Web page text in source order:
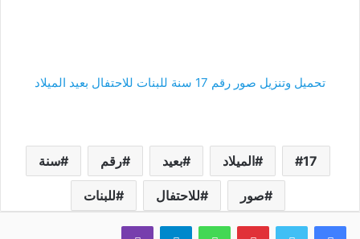
تحميل وتنزيل صور رقم 17 سنة للبنات للاحتفال بعيد الميلاد
17 الميلاد بعيد رقم سنة
صور للاحتفال للبنات
فيسبوك تويتر بينتيريستواتساب تيلقرام ڤايبر